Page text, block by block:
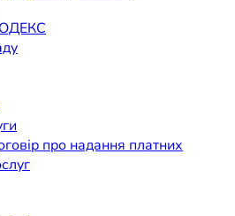
про надання платних